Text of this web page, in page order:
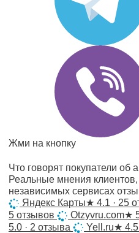
Жми на кнопку
Что говорят покупатели об
Реальные мнения
независимых сервисах
Яндекс Карты★ 4.1 · 25
5 отзывов
Otzyvru.com★
5.0 · 2 отзыва
Yell.ru★